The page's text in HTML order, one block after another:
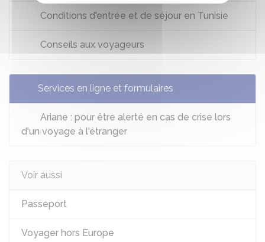
Conditions d'entrée et de séjour en Tunisie
Conseils aux voyageurs
Services en ligne et formulaires
Ariane : pour être alerté en cas de crise lors
d'un voyage à l'étranger
Voir aussi
Passeport
Voyager hors Europe